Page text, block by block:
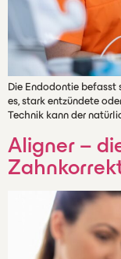
Die Endodontie befasst
es, stark entzündete
Technik kann der
Aligner –